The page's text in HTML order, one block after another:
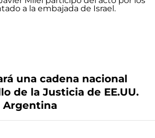
una cadena nacional
de la Justicia de EE.UU.
Argentina